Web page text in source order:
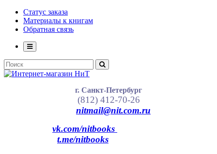
Статус заказа
Материалы к книгам
Обратная связь
г. Санкт-Петербург
(812) 412-70-26
nitmail@nit.com.ru
vk.com/nitbooks
t.me/nitbooks